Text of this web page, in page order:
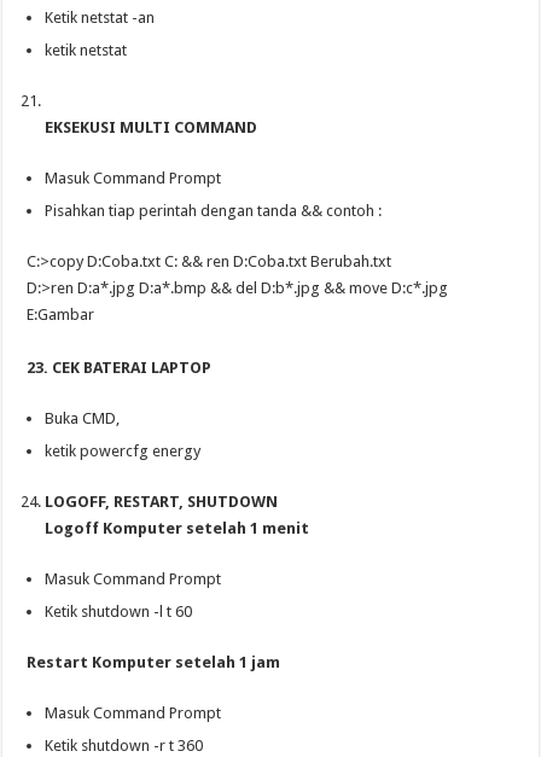
Ketik netstat -an
ketik netstat
EKSEKUSI MULTI COMMAND
Masuk Command Prompt
Pisahkan tiap perintah dengan tanda && contoh :
C:>copy D:Coba.txt C: && ren D:Coba.txt Berubah.txt
D:>ren D:a*.jpg D:a*.bmp && del D:b*.jpg && move D:c*.jpg
E:Gambar
23. CEK BATERAI LAPTOP
Buka CMD,
ketik powercfg energy
LOGOFF, RESTART, SHUTDOWN
Logoff Komputer setelah 1 menit
Masuk Command Prompt
Ketik shutdown -l t 60
Restart Komputer setelah 1 jam
Masuk Command Prompt
Ketik shutdown -r t 360